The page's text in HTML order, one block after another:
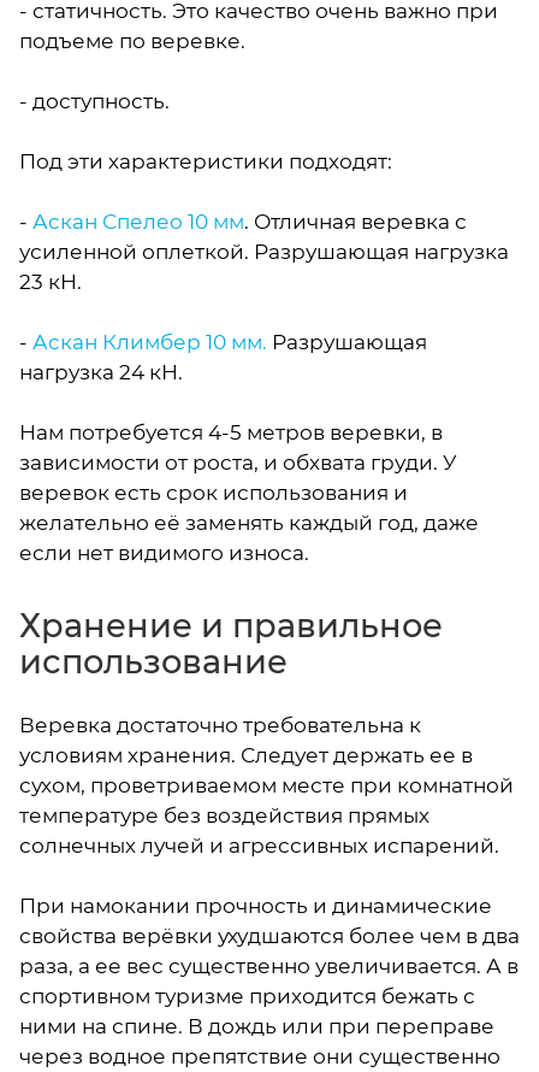
- статичность. Это качество очень важно при
подъеме по веревке.
- доступность.
Под эти характеристики подходят:
- Аскан Спелео 10 мм. Отличная веревка с
усиленной оплеткой. Разрушающая нагрузка
23 кН.
- Аскан Климбер 10 мм. Разрушающая
нагрузка 24 кН.
Нам потребуется 4-5 метров веревки, в
зависимости от роста, и обхвата груди. У
веревок есть срок использования и
желательно её заменять каждый год, даже
если нет видимого износа.
Хранение и правильное
использование
Веревка достаточно требовательна к
условиям хранения. Следует держать ее в
сухом, проветриваемом месте при комнатной
температуре без воздействия прямых
солнечных лучей и агрессивных испарений.
При намокании прочность и динамические
свойства верёвки ухудшаются более чем в два
раза, а ее вес существенно увеличивается. А в
спортивном туризме приходится бежать с
ними на спине. В дождь или при переправе
через водное препятствие они существенно